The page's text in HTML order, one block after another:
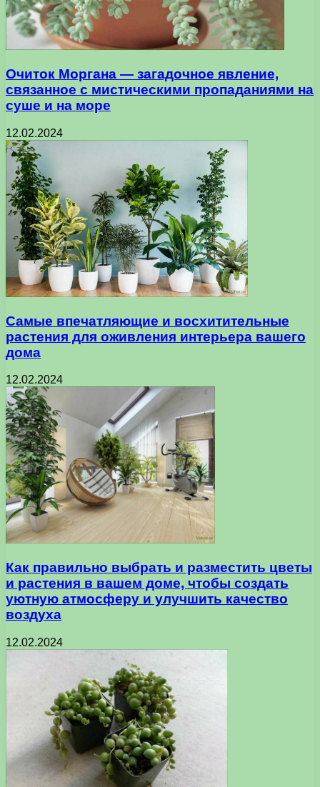
Очиток Моргана — загадочное явление,
связанное с мистическими пропаданиями на
суше и на море
12.02.2024
Самые впечатляющие и восхитительные
растения для оживления интерьера вашего
дома
12.02.2024
Как правильно выбрать и разместить цветы
и растения в вашем доме, чтобы создать
уютную атмосферу и улучшить качество
воздуха
12.02.2024